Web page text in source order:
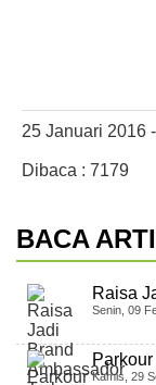
25 Januari 2016
Dibaca : 7179
BACA
Raisa
Senin, 09
Parkour
Kamis, 29